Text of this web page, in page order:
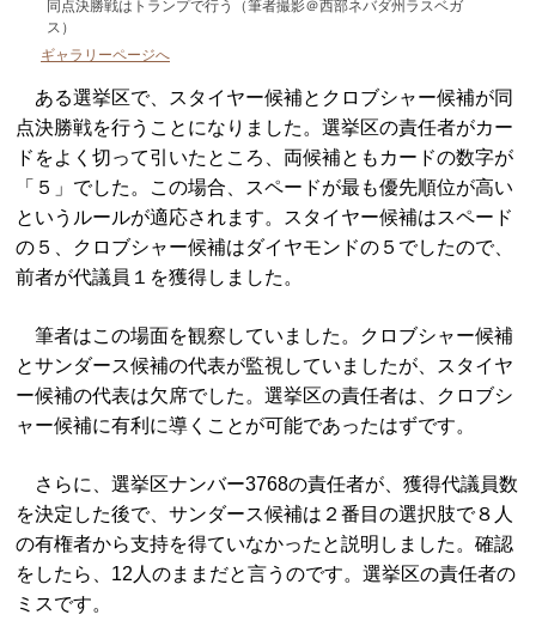
同点決勝戦はトランプで行う（筆者撮影＠西部ネバダ州ラスベガ
ス）
ギャラリーページへ
ある選挙区で、スタイヤー候補とクロブシャー候補が同
点決勝戦を行うことになりました。選挙区の責任者がカー
ドをよく切って引いたところ、両候補ともカードの数字が
「５」でした。この場合、スペードが最も優先順位が高い
というルールが適応されます。スタイヤー候補はスペード
の５、クロブシャー候補はダイヤモンドの５でしたので、
前者が代議員１を獲得しました。
筆者はこの場面を観察していました。クロブシャー候補
とサンダース候補の代表が監視していましたが、スタイヤ
ー候補の代表は欠席でした。選挙区の責任者は、クロブシ
ャー候補に有利に導くことが可能であったはずです。
さらに、選挙区ナンバー3768の責任者が、獲得代議員数
を決定した後で、サンダース候補は２番目の選択肢で８人
の有権者から支持を得ていなかったと説明しました。確認
をしたら、12人のままだと言うのです。選挙区の責任者の
ミスです。